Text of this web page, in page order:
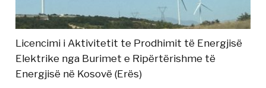
Licencimi i Aktivitetit te Prodhimit të Energjisë
Elektrike nga Burimet e Ripërtërishme të
Energjisë në Kosovë (Erës)